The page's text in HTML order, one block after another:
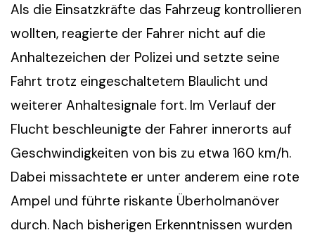
Als die Einsatzkräfte das Fahrzeug kontrollieren
wollten, reagierte der Fahrer nicht auf die
Anhaltezeichen der Polizei und setzte seine
Fahrt trotz eingeschaltetem Blaulicht und
weiterer Anhaltesignale fort. Im Verlauf der
Flucht beschleunigte der Fahrer innerorts auf
Geschwindigkeiten von bis zu etwa 160 km/h.
Dabei missachtete er unter anderem eine rote
Ampel und führte riskante Überholmanöver
durch. Nach bisherigen Erkenntnissen wurden